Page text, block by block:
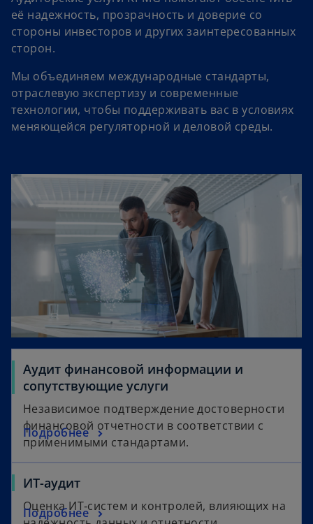
её надежность, прозрачность и доверие со
стороны инвесторов и других заинтересованных
сторон.
Мы объединяем международные стандарты,
отраслевую экспертизу и современные
технологии, чтобы поддерживать вас в условиях
меняющейся регуляторной и деловой среды.
Аудит финансовой информации и
сопутствующие услуги
Независимое подтверждение достоверности
финансовой отчетности в соответствии с
применимыми стандартами.
Подробнее
ИТ-аудит
Оценка ИТ‑систем и контролей, влияющих на
Подробнее